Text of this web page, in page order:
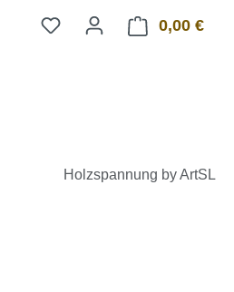
0,00 €
Holzspannung by ArtSL